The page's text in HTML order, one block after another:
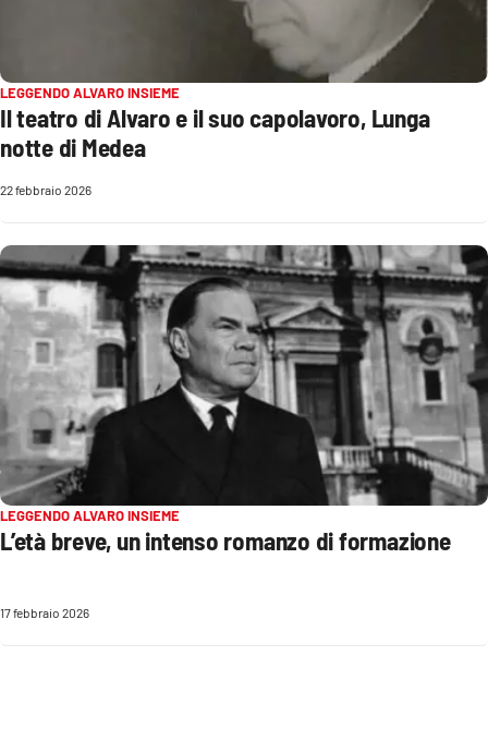
LEGGENDO ALVARO INSIEME
Il teatro di Alvaro e il suo capolavoro, Lunga
notte di Medea
22 febbraio 2026
LEGGENDO ALVARO INSIEME
L’età breve, un intenso romanzo di formazione
17 febbraio 2026